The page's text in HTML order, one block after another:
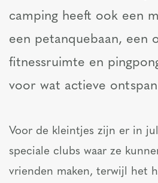
camping heeft ook een
een petanquebaan, een
fitnessruimte en
voor wat actieve
Voor de kleintjes zijn er in
speciale clubs waar ze
vrienden maken, terwijl het